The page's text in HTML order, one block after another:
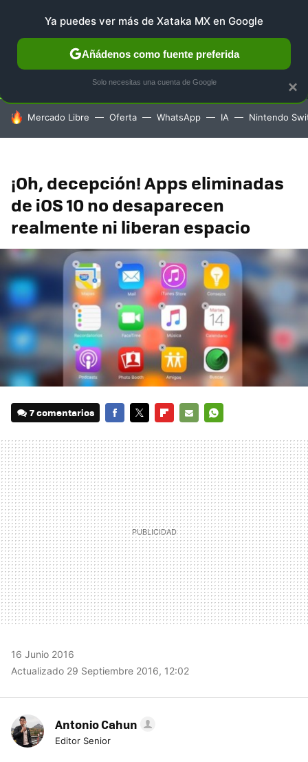
SELECCIÓN GAMING HOME AUTO TERRITORIO
HOY SE HABLA DE
Mercado Libre Oferta WhatsApp IA Nintendo
¡Oh, decepción! Apps eliminadas
de iOS 10 no desaparecen
realmente ni liberan espacio
7 comentarios
MAIL
16 Junio 2016
Actualizado 29 Septiembre 2016, 12:02
Antonio Cahun
Editor Senior
×
Ya puedes ver más de Xataka MX en Google
Añádenos como fuente preferida
Solo necesitas una cuenta de Google